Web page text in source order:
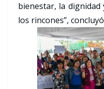
bienestar, la
los rincones”,